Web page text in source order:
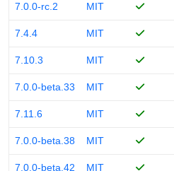
7.0.0-rc.2 MIT
7.4.4 MIT
7.10.3 MIT
7.0.0-beta.33 MIT
7.11.6 MIT
7.0.0-beta.38 MIT
7.0.0-beta.42 MIT